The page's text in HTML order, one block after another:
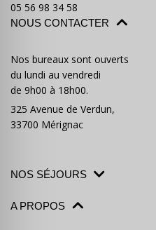
05 56 98 34 58
NOUS CONTACTER
Nos bureaux sont ouverts
du lundi au vendredi
de 9h00 à 18h00.
325 Avenue de Verdun,
33700 Mérignac
NOS SÉJOURS
A PROPOS